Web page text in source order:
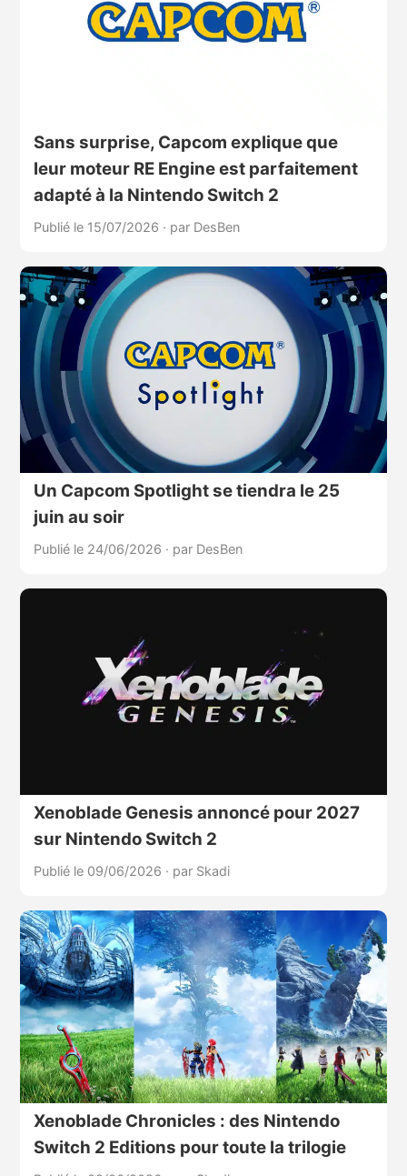
Sans surprise, Capcom explique que
leur moteur RE Engine est parfaitement
adapté à la Nintendo Switch 2
Publié le 15/07/2026 · par DesBen
Un Capcom Spotlight se tiendra le 25
juin au soir
Publié le 24/06/2026 · par DesBen
Xenoblade Genesis annoncé pour 2027
sur Nintendo Switch 2
Publié le 09/06/2026 · par Skadi
Xenoblade Chronicles : des Nintendo
Switch 2 Editions pour toute la trilogie